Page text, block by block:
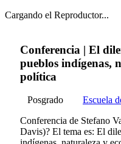
Cargando el Reproductor...
Conferencia | El
pueblos indígenas,
política
Posgrado
Escuela
Conferencia de Stefano
Davis)? El tema es: El